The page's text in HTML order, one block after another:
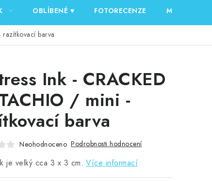
OBLÍBENÉ ♥️ FOTORECENZE MOJE
razítkovací barva
Ink - CRACKED
/ mini -
barva
Neohodnoceno Podrobnosti hodnocení
je velký cca 3 x 3 cm. Více informací